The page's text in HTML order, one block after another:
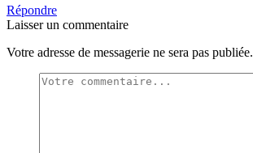
Répondre
Laisser un commentaire
Votre adresse de messagerie ne sera pas publiée.